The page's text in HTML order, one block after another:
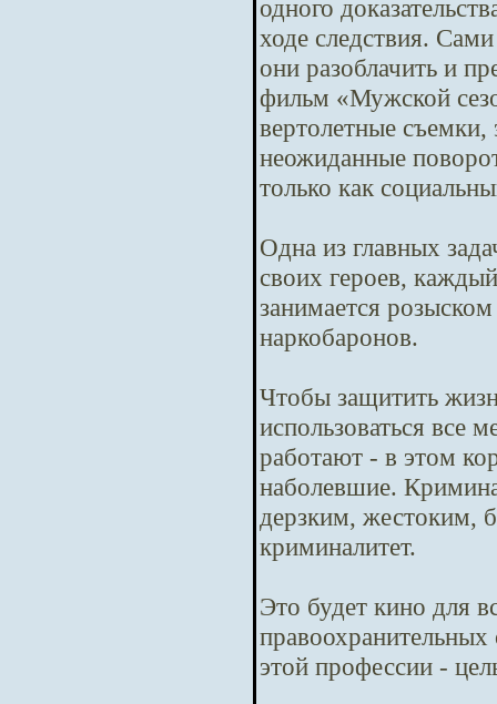
одного
ходе следствия.
они разоблачить и
фильм «Мужской
вертолетные
неожиданные
только как
Одна из главных
своих героев,
занимается
наркобаронов.
Чтобы защитить
использоваться все
работают - в этом
наболевшие.
дерзким, жестоким,
криминалитет.
Это будет кино для
этой профессии -